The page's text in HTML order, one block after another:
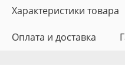
Характеристики товара
Оплата и доставка